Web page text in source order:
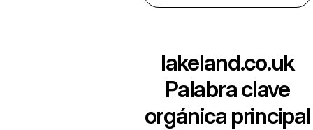
lakeland.co.uk
Palabra clave
orgánica principal